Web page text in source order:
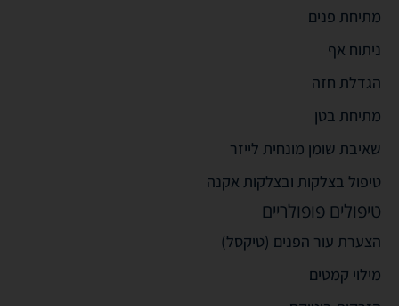
מתיחת פנים
ניתוח אף
הגדלת חזה
מתיחת בטן
שאיבת שומן מונחית לייזר
טיפול בצלקות ובצלקות אקנה
טיפולים פופולריים
הצערת עור הפנים (טיקסל)
מילוי קמטים